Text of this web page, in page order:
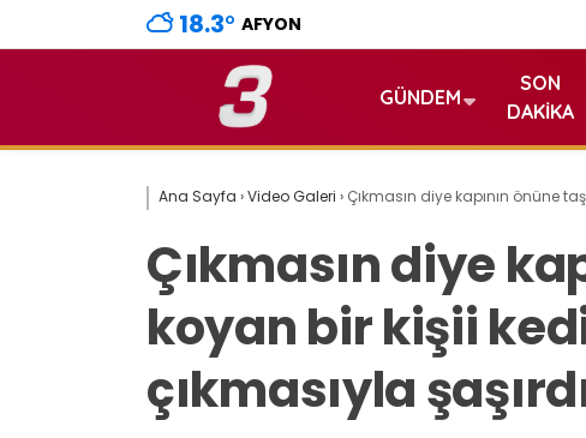
18.3° AFYON
GÜNDEM
SON
DAKIKA
Ana Sayfa ›Video Galeri › Çıkmasın diye kapının önüne
Çıkmasın diye
koyan bir kişii
çıkmasıyla